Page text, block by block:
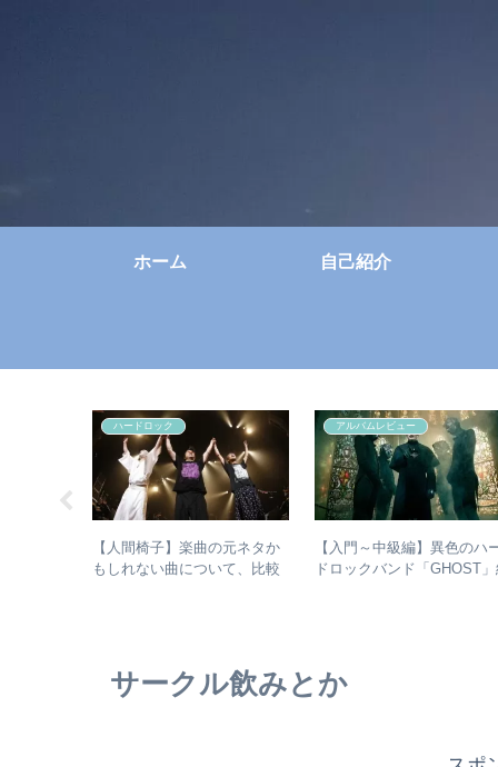
ホーム 自己紹介
ハードロック
【人間椅子】楽曲の元ネタか
もしれない曲について、比較
アルバムレビュー
【入門～中級編】異色のハ
ドロックバンド「GHOST
サークル飲みとか